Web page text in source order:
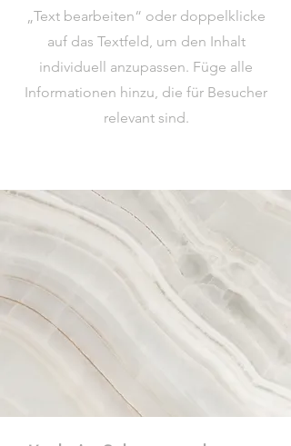
„Text bearbeiten“ oder doppelklicke
auf das Textfeld, um den Inhalt
individuell anzupassen. Füge alle
Informationen hinzu, die für Besucher
relevant sind.